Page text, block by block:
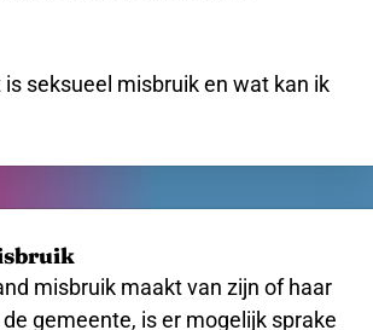
is seksueel misbruik en wat kan ik
misbruik maakt van zijn of haar
gemeente, is er mogelijk sprake